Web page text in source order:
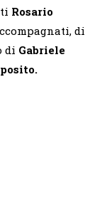
Rosario
di
di Gabriele